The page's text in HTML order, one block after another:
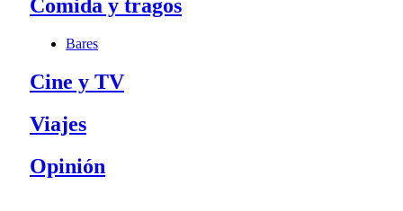
Comida y tragos
Bares
Cine y TV
Viajes
Opinión